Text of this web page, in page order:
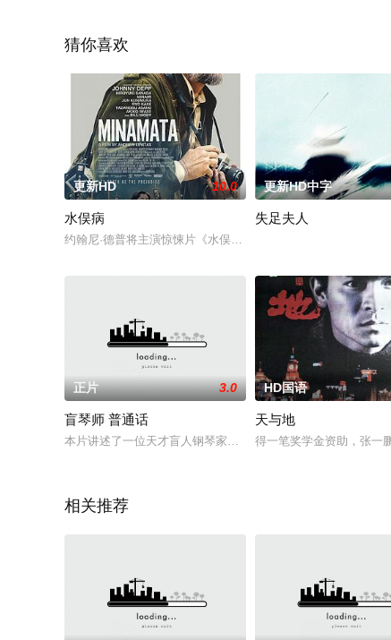
猜你喜欢
更新HD 10.0
水俣病
约翰尼·德普将主演惊悚片《水俣病》(Minamata)，饰演史上
更新HD中字
失足夫人
正片 3.0
盲琴师 普通话
本片讲述了一位天才盲人钢琴家对抗不公命运的传奇故事。主
HD国语
天与地
得一笔奖学金资助，张一
相关推荐